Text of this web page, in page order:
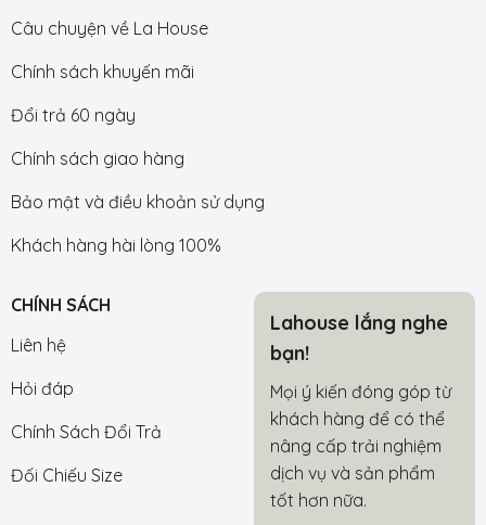
Câu chuyện về La House
Chính sách khuyến mãi
Đổi trả 60 ngày
Chính sách giao hàng
Bảo mật và điều khoản sử dụng
Khách hàng hài lòng 100%
CHÍNH SÁCH
Liên hệ
Hỏi đáp
Chính Sách Đổi Trả
Đối Chiếu Size
Lahouse lắng nghe
bạn!
Mọi ý kiến đóng góp từ
khách hàng để có thể
nâng cấp trải nghiệm
dịch vụ và sản phẩm
tốt hơn nữa.